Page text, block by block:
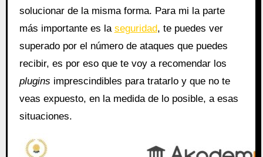
solucionar de la misma forma. Para mi la parte
más importante es la seguridad, te puedes ver
superado por el número de ataques que puedes
recibir, es por eso que te voy a recomendar los
plugins imprescindibles para tratarlo y que no te
veas expuesto, en la medida de lo posible, a esas
situaciones.